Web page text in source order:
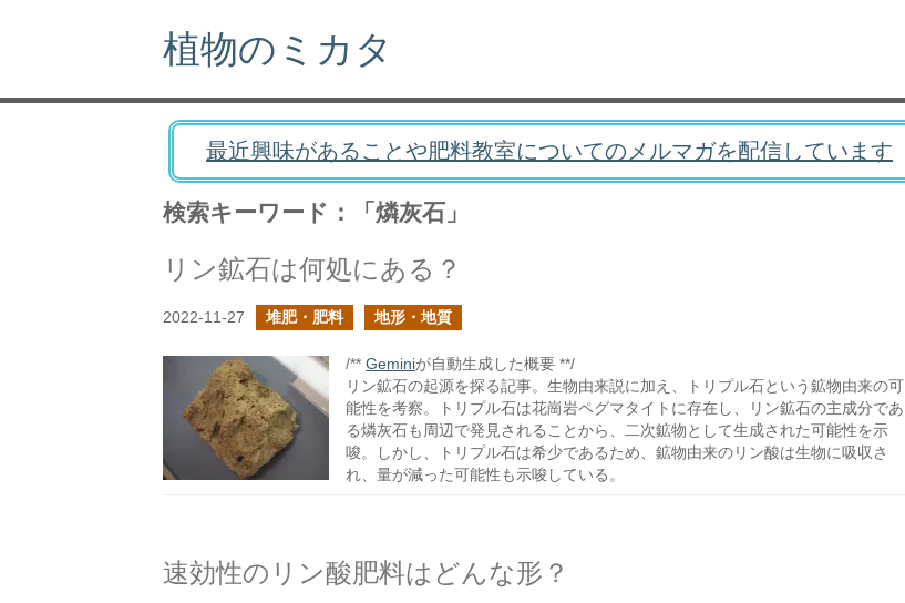
植物のミカタ
最近興味があることや肥料教室についてのメルマガを配信しています
検索キーワード：「燐灰石」
リン鉱石は何処にある？
2022-11-27 堆肥・肥料 地形・地質
/** Geminiが自動生成した概要 **/
リン鉱石の起源を探る記事。生物由来説に加え、トリプル石という鉱物由来の可
能性を考察。トリプル石は花崗岩ペグマタイトに存在し、リン鉱石の主成分であ
る燐灰石も周辺で発見されることから、二次鉱物として生成された可能性を示
唆。しかし、トリプル石は希少であるため、鉱物由来のリン酸は生物に吸収さ
れ、量が減った可能性も示唆している。
速効性のリン酸肥料はどんな形？